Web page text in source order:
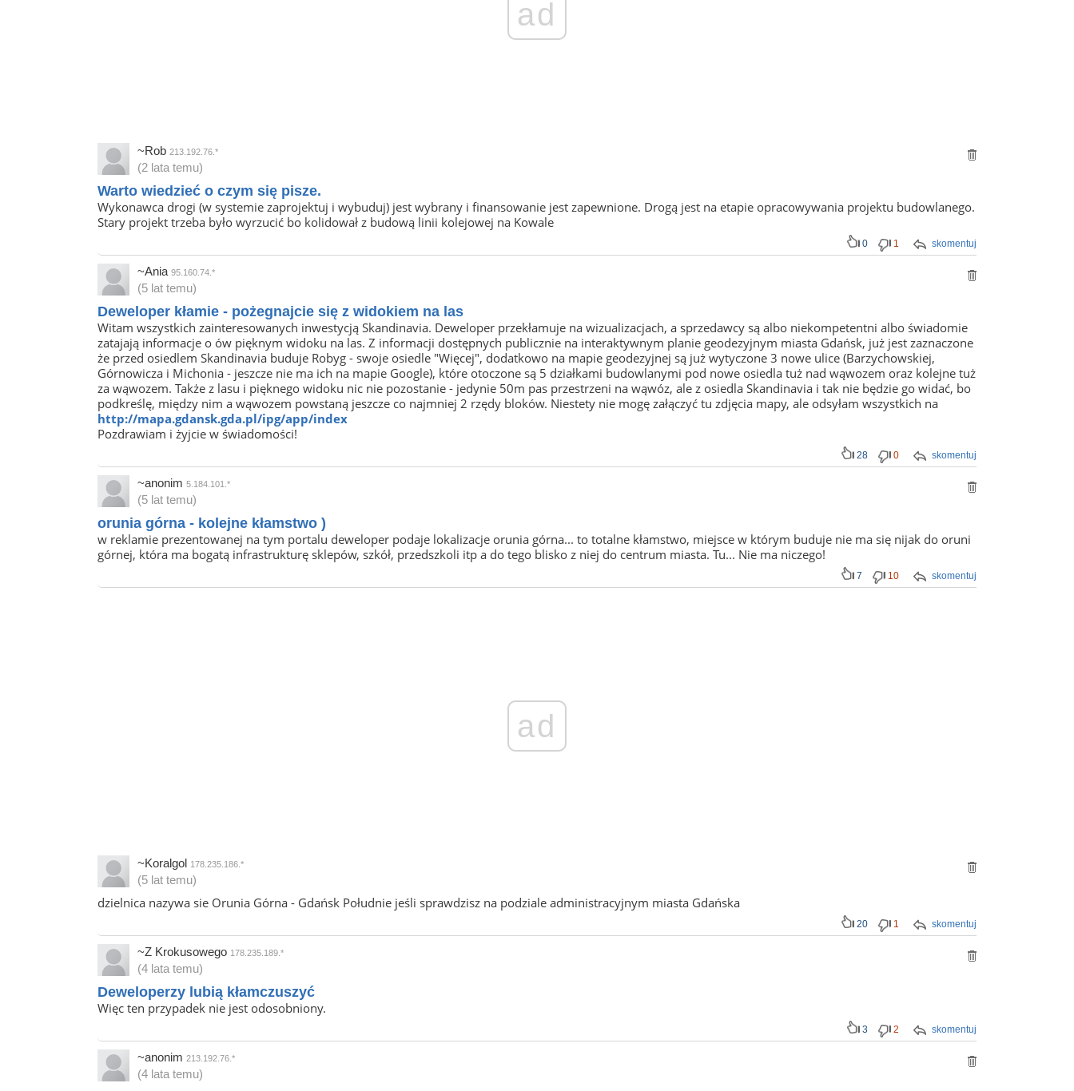
ad
~Rob 213.192.76.*
(2 lata temu)
Warto wiedzieć o czym się pisze.
Wykonawca drogi (w systemie zaprojektuj i wybuduj) jest wybrany i finansowanie jest zapewnione. Drogą jest na etapie opracowywania projektu budowlanego.
Stary projekt trzeba było wyrzucić bo kolidował z budową linii kolejowej na Kowale
skomentuj
0 1
~Ania 95.160.74.*
(5 lat temu)
Deweloper kłamie - pożegnajcie się z widokiem na las
Witam wszystkich zainteresowanych inwestycją Skandinavia. Deweloper przekłamuje na wizualizacjach, a sprzedawcy są albo niekompetentni albo świadomie
zatajają informacje o ów pięknym widoku na las. Z informacji dostępnych publicznie na interaktywnym planie geodezyjnym miasta Gdańsk, już jest zaznaczone
że przed osiedlem Skandinavia buduje Robyg - swoje osiedle "Więcej", dodatkowo na mapie geodezyjnej są już wytyczone 3 nowe ulice (Barzychowskiej,
Górnowicza i Michonia - jeszcze nie ma ich na mapie Google), które otoczone są 5 działkami budowlanymi pod nowe osiedla tuż nad wąwozem oraz kolejne tuż
za wąwozem. Także z lasu i pięknego widoku nic nie pozostanie - jedynie 50m pas przestrzeni na wąwóz, ale z osiedla Skandinavia i tak nie będzie go widać, bo
podkreślę, między nim a wąwozem powstaną jeszcze co najmniej 2 rzędy bloków. Niestety nie mogę załączyć tu zdjęcia mapy, ale odsyłam wszystkich na
http://mapa.gdansk.gda.pl/ipg/app/index
Pozdrawiam i żyjcie w świadomości!
skomentuj
28 0
~anonim 5.184.101.*
(5 lat temu)
orunia górna - kolejne kłamstwo )
w reklamie prezentowanej na tym portalu deweloper podaje lokalizacje orunia górna... to totalne kłamstwo, miejsce w którym buduje nie ma się nijak do oruni
górnej, która ma bogatą infrastrukturę sklepów, szkół, przedszkoli itp a do tego blisko z niej do centrum miasta. Tu... Nie ma niczego!
skomentuj
7 10
ad
~Koralgol 178.235.186.*
(5 lat temu)
dzielnica nazywa sie Orunia Górna - Gdańsk Południe jeśli sprawdzisz na podziale administracyjnym miasta Gdańska
skomentuj
20 1
~Z Krokusowego 178.235.189.*
(4 lata temu)
Deweloperzy lubią kłamczuszyć
Więc ten przypadek nie jest odosobniony.
skomentuj
3 2
~anonim 213.192.76.*
(4 lata temu)